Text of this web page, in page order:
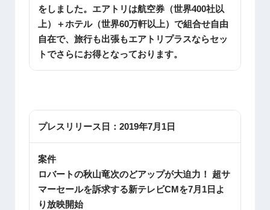
をしました。エアトリは航空券（世界400社以
上）＋ホテル（世界60万軒以上）で組合せ自由
自在で、旅行も出張もエアトリプラスならセッ
トでさらにお得となっております。
プレスリリース日： 2019年7月1日
案件
ロバートの秋山竜次のどアップが大迫力！ 超サ
マーセールを訴求する新テレビCMを7月1日よ
り放映開始